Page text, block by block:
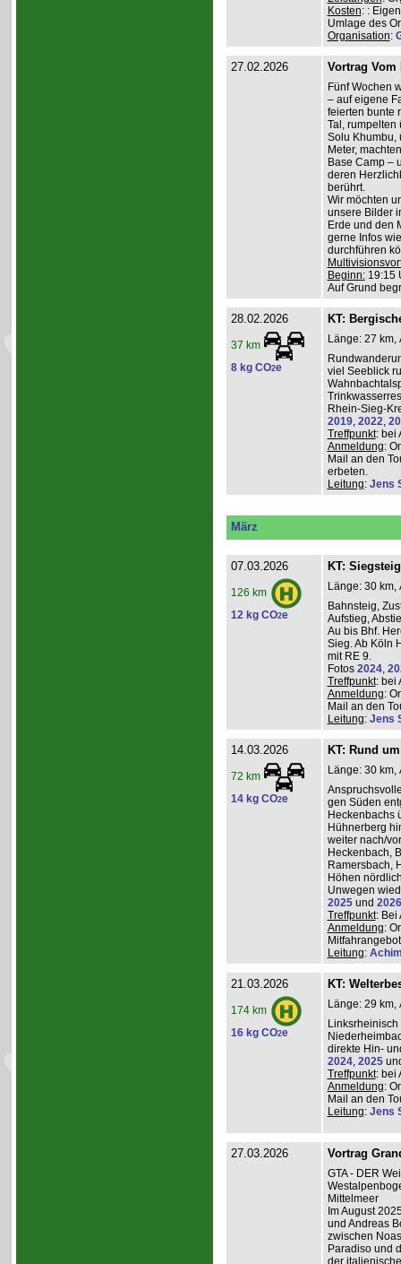
Kosten: :
Umlage des
Organisation:
27.02.2026 Vortrag Vom
Fünf Wochen
– auf eigene
feierten bunte
Tal, rumpelten
Solu Khumbu,
Meter,
Base Camp –
deren
berührt.
Wir möchten
unsere Bilder
Erde und den
gerne Infos
durchführen
Beginn:19:15
Auf Grund
28.02.2026
37 km
8 kg CO2e
KT:
Länge: 27 km,
viel Seeblick
Rhein-Sieg-
2019, 2022,
Treffpunkt: bei
Anmeldung:
Mail an den
erbeten.
Leitung: Jens
März
07.03.2026
126 km
12 kg CO2e
KT: Siegsteig
Länge: 30 km,
Bahnsteig,
Aufstieg,
Au bis Bhf.
Sieg. Ab Köln
mit RE 9.
Fotos 2024,
Treffpunkt: bei
Anmeldung:
Mail an den
Leitung: Jens
14.03.2026
72 km
14 kg CO2e
KT: Rund
Länge: 30 km,
gen Süden
Heckenbachs
Hühnerberg
weiter nach/
Heckenbach,
Ramersbach,
Höhen
Unwegen
2025und 2026
Treffpunkt: Bei
Anmeldung:
Leitung:
21.03.2026
174 km
16 kg CO2e
KT:
Länge: 29 km,
direkte Hin-
2024, 2025
Treffpunkt: bei
Anmeldung:
Mail an den
Leitung: Jens
27.03.2026 Vortrag
GTA - DER
Mittelmeer
Im August
und Andreas
zwischen
Paradiso und
der